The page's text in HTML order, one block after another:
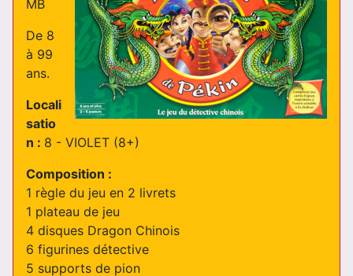
MB
De 8
à 99
ans.
Locali
satio
n : 8 - VIOLET (8+)
Composition :
1 règle du jeu en 2 livrets
1 plateau de jeu
4 disques Dragon Chinois
6 figurines détective
5 supports de pion